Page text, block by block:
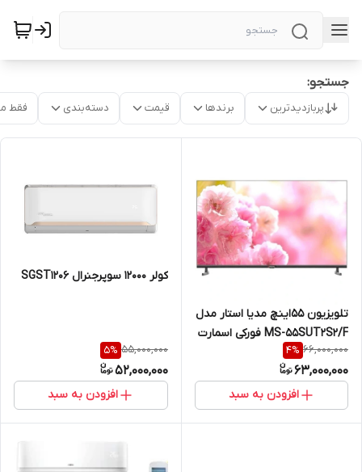
جستجو:
پربازدیدترین برندها قیمت دسته‌بندی فقط
تلویزیون ۵۵اینچ مدیا استار مدل
MS-55SUT2S2/F فورکی اسمارت
هوشمند دوگیرنده
66,000,000
4%
63,000,000
افزودن به سبد
کولر 12000 سوپرجنرال SGST1206
55,000,000
5%
52,000,000
افزودن به سبد